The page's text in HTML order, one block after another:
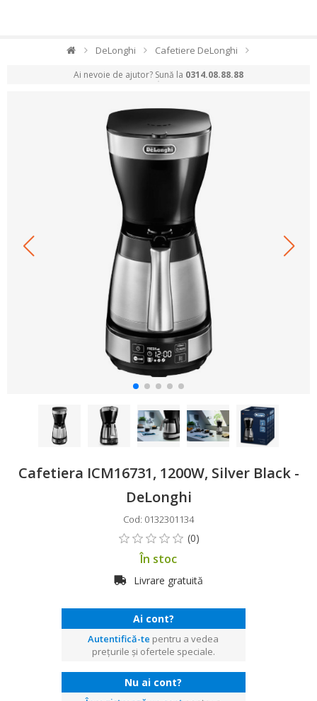
DeLonghi Cafetiere DeLonghi
Ai nevoie de ajutor? Sună la 0314.08.88.88
Cafetiera ICM16731, 1200W, Silver Black -
DeLonghi
Cod: 0132301134
În stoc
Livrare gratuită
Ai cont?
Autentifică-te pentru a vedea
prețurile și ofertele speciale.
Nu ai cont?